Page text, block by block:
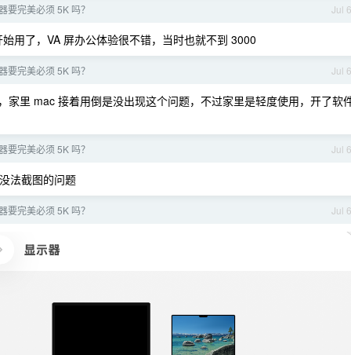
Jul 6
要完美必须 5K 吗？
用了，VA 屏办公体验很不错，当时也就不到 3000
Jul 6
要完美必须 5K 吗？
家里 mac 接着用倒是没出现这个问题，不过家里是轻度使用，开了软
Jul 6
要完美必须 5K 吗？
法截图的问题
Jul 6
要完美必须 5K 吗？